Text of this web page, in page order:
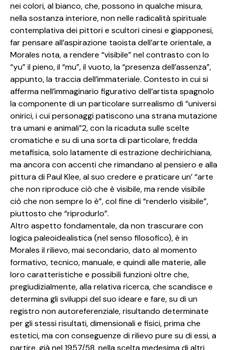
nei colori, al bianco, che, possono in qualche misura,
nella sostanza interiore, non nelle radicalità spirituale
contemplativa dei pittori e scultori cinesi e giapponesi,
far pensare all’aspirazione taoista dell’arte orientale, a
Morales nota, a rendere “visibile” nel contrasto con lo
“yu” il pieno, il “mu”, il vuoto, la “presenza dell’assenza”,
appunto, la traccia dell’immateriale. Contesto in cui si
afferma nell’immaginario figurativo dell’artista spagnolo
la componente di un particolare surrealismo di “universi
onirici, i cui personaggi patiscono una strana mutazione
tra umani e animali”2, con la ricaduta sulle scelte
cromatiche e su di una sorta di particolare, fredda
metafisica, solo latamente di estrazione dechirichiana,
ma ancora con accenti che rimandano al pensiero e alla
pittura di Paul Klee, al suo credere e praticare un’ “arte
che non riproduce ciò che è visibile, ma rende visibile
ciò che non sempre lo è”, col fine di “renderlo visibile”,
piuttosto che “riprodurlo”.
Altro aspetto fondamentale, da non trascurare con
logica paleoidealistica (nel senso filosofico), è in
Morales il rilievo, mai secondario, dato al momento
formativo, tecnico, manuale, e quindi alle materie, alle
loro caratteristiche e possibili funzioni oltre che,
pregiudizialmente, alla relativa ricerca, che scandisce e
determina gli sviluppi del suo ideare e fare, su di un
registro non autoreferenziale, risultando determinate
per gli stessi risultati, dimensionali e fisici, prima che
estetici, ma con conseguenze di rilievo pure su di essi, a
partire, già nel 1957/58, nella scelta medesima di altri